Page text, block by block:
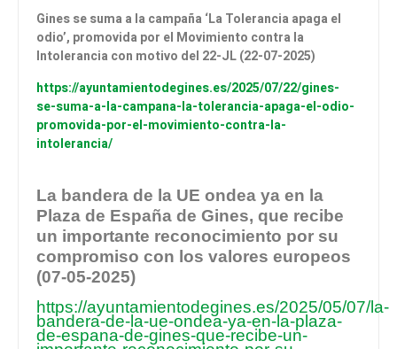
Gines se suma a la campaña ‘La Tolerancia apaga el
odio’, promovida por el Movimiento contra la
Intolerancia con motivo del 22-JL (22-07-2025)
https://ayuntamientodegines.es/2025/07/22/gines-
se-suma-a-la-campana-la-tolerancia-apaga-el-odio-
promovida-por-el-movimiento-contra-la-
intolerancia/
La bandera de la UE ondea ya en la
Plaza de España de Gines, que recibe
un importante reconocimiento por su
compromiso con los valores europeos
(07-05-2025)
https://ayuntamientodegines.es/2025/05/07/la-
bandera-de-la-ue-ondea-ya-en-la-plaza-
de-espana-de-gines-que-recibe-un-